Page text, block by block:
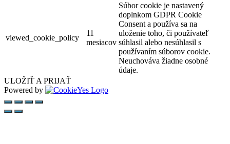
viewed_cookie_policy
11
mesiacov
Súbor cookie je nastavený
doplnkom GDPR Cookie
Consent a používa sa na
uloženie toho, či používateľ
súhlasil alebo nesúhlasil s
používaním súborov cookie.
Neuchováva žiadne osobné
údaje.
ULOŽIŤ A PRIJAŤ
Powered by